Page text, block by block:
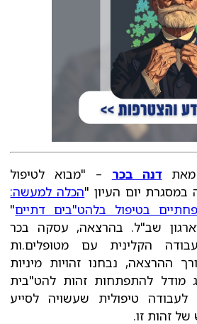
מאתדנה בכר – "מבוא לטיפול
יום העיון "הכלה למעשה:
בטיפול בלהט"בים דתיים"
שב"ל. בהרצאה, עסקה בכר
הקלינית עם מטופלים.ות
ההרצאה, נבחנו זהויות מיניות
מודל להתפתחות זהות להט"בית
לעבודה טיפולית שעשויה לסייע
של זהות זו.